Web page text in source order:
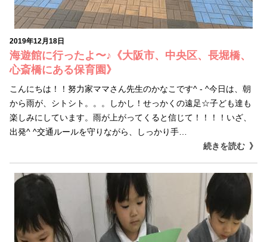
2019年12月18日
海遊館に行ったよ〜♪《大阪市、中央区、長堀橋、
心斎橋にある保育園》
こんにちは！！努力家ママさん先生のかなこです^ - ^今日は、朝
から雨が、シトシト。。。しかし！せっかくの遠足☆子ども達も
楽しみにしています。雨が上がってくると信じて！！！！いざ、
出発^ ^交通ルールを守りながら、しっかり手…
続きを読む